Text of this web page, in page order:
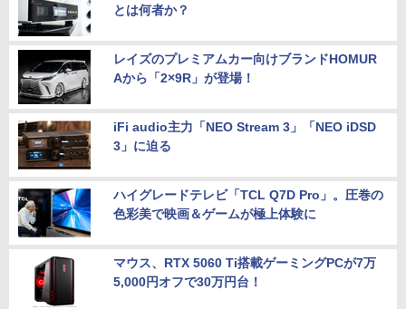
とは何者か？
レイズのプレミアムカー向けブランドHOMUR
Aから「2×9R」が登場！
iFi audio主力「NEO Stream 3」「NEO iDSD
3」に迫る
ハイグレードテレビ「TCL Q7D Pro」。圧巻の
色彩美で映画＆ゲームが極上体験に
マウス、RTX 5060 Ti搭載ゲーミングPCが7万
5,000円オフで30万円台！